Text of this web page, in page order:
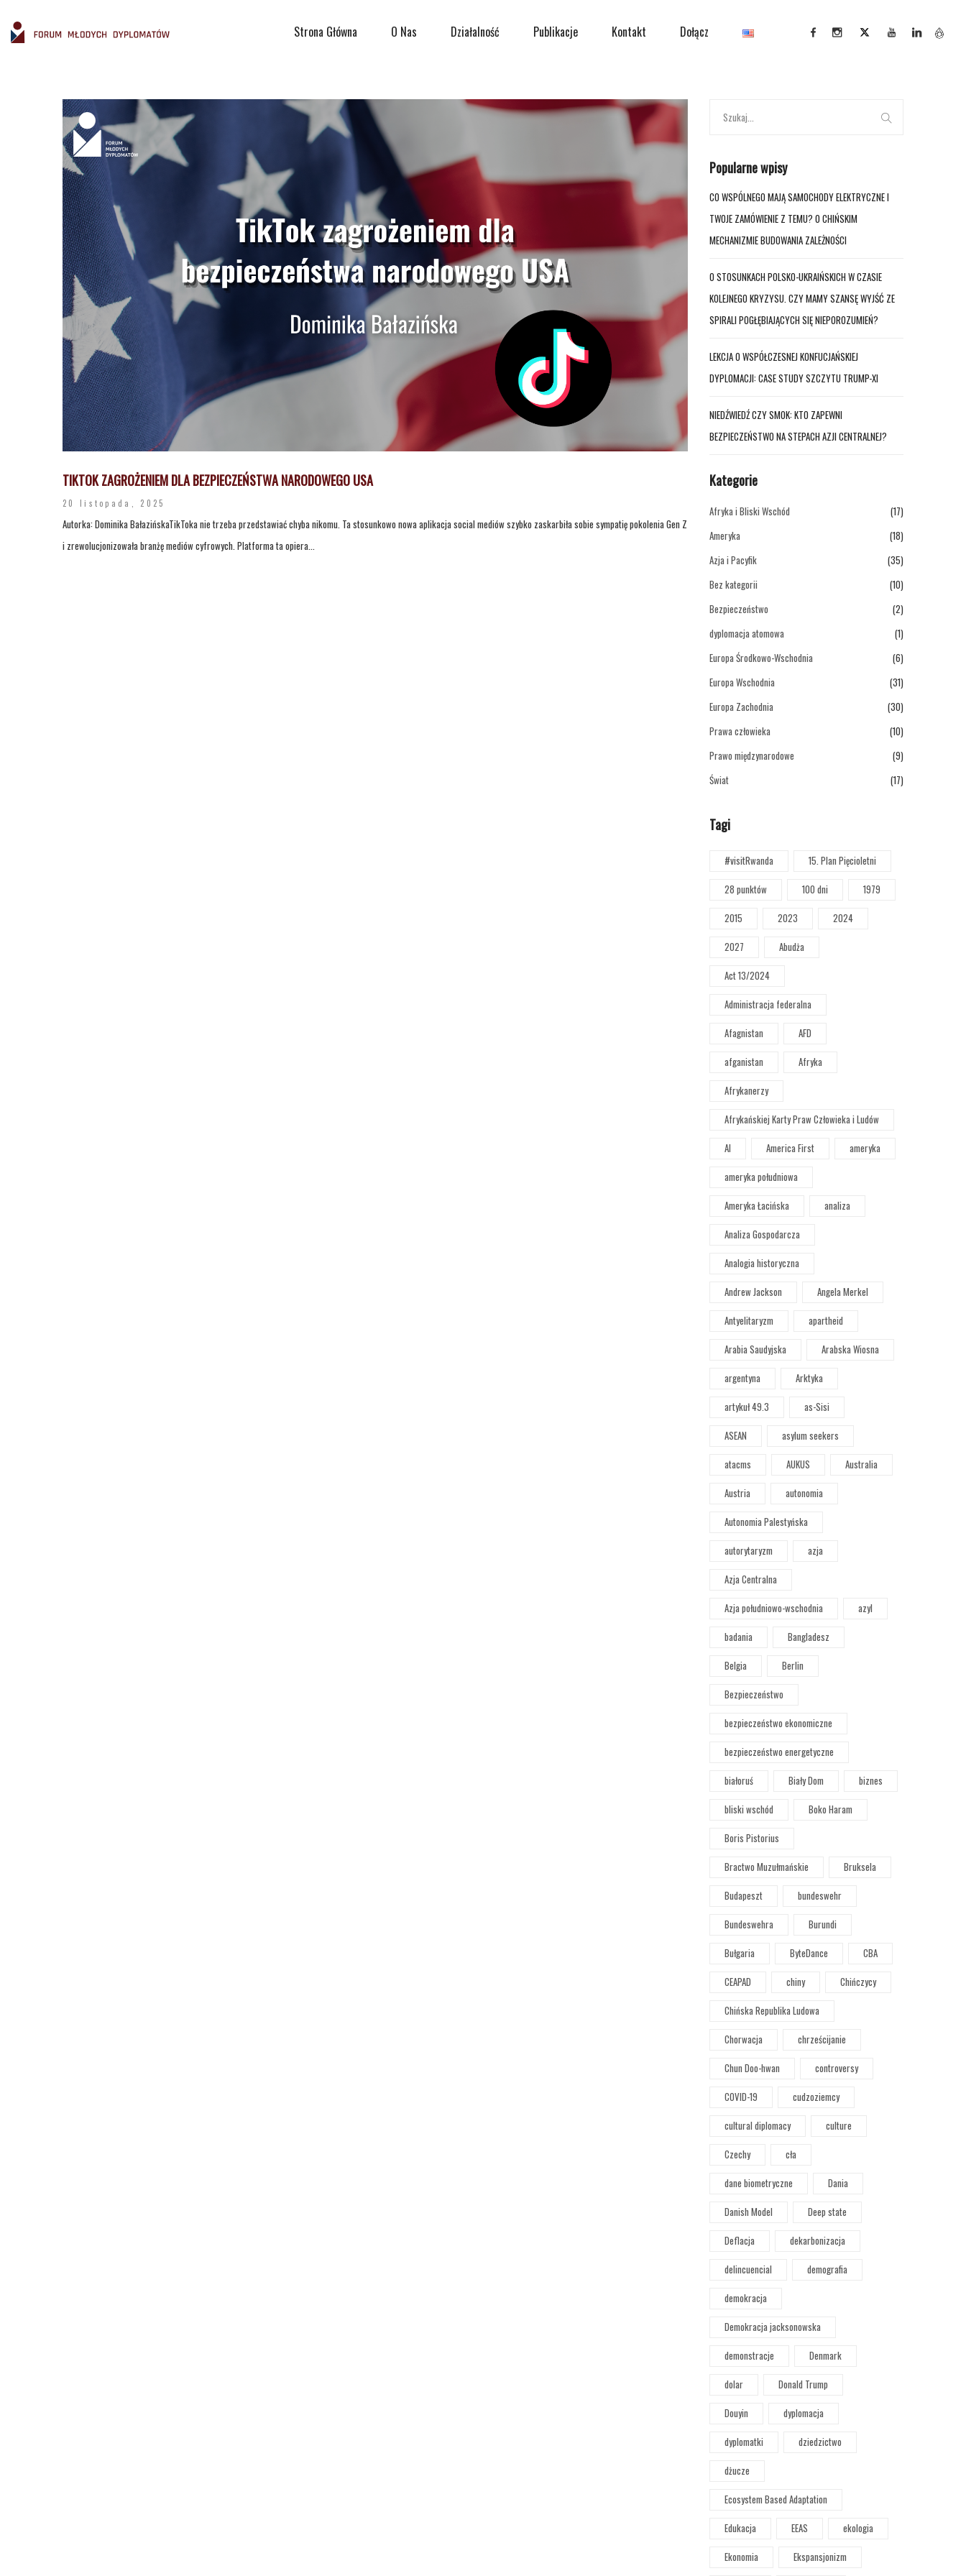
Strona Główna O Nas Działalność Publikacje Kontakt Dołącz
TIKTOK ZAGROŻENIEM DLA BEZPIECZEŃSTWA NARODOWEGO USA
20 listopada, 2025
Autorka: Dominika BałazińskaTikToka nie trzeba przedstawiać chyba nikomu. Ta stosunkowo nowa aplikacja social mediów szybko zaskarbiła sobie sympatię pokolenia Gen Z
i zrewolucjonizowała branżę mediów cyfrowych. Platforma ta opiera...
Popularne wpisy
CO WSPÓLNEGO MAJĄ SAMOCHODY ELEKTRYCZNE I
TWOJE ZAMÓWIENIE Z TEMU? O CHIŃSKIM
MECHANIZMIE BUDOWANIA ZALEŻNOŚCI
O STOSUNKACH POLSKO-UKRAIŃSKICH W CZASIE
KOLEJNEGO KRYZYSU. CZY MAMY SZANSĘ WYJŚĆ ZE
SPIRALI POGŁĘBIAJĄCYCH SIĘ NIEPOROZUMIEŃ?
LEKCJA O WSPÓŁCZESNEJ KONFUCJAŃSKIEJ
DYPLOMACJI: CASE STUDY SZCZYTU TRUMP-XI
NIEDŹWIEDŹ CZY SMOK: KTO ZAPEWNI
BEZPIECZEŃSTWO NA STEPACH AZJI CENTRALNEJ?
Kategorie
Afryka i Bliski Wschód
(17)
Ameryka
(18)
Azja i Pacyfik
(35)
Bez kategorii
(10)
Bezpieczeństwo
(2)
dyplomacja atomowa
(1)
Europa Środkowo-Wschodnia
(6)
Europa Wschodnia
(31)
Europa Zachodnia
(30)
Prawa człowieka
(10)
Prawo międzynarodowe
(9)
Świat
(17)
Tagi
#visitRwanda
15. Plan Pięcioletni
28 punktów
100 dni
1979
2015
2023
2024
2027
Abudża
Act 13/2024
Administracja federalna
Afagnistan
AFD
afganistan
Afryka
Afrykanerzy
Afrykańskiej Karty Praw Człowieka i Ludów
AI
America First
ameryka
ameryka południowa
Ameryka Łacińska
analiza
Analiza Gospodarcza
Analogia historyczna
Andrew Jackson
Angela Merkel
Antyelitaryzm
apartheid
Arabia Saudyjska
Arabska Wiosna
argentyna
Arktyka
artykuł 49.3
as-Sisi
ASEAN
asylum seekers
atacms
AUKUS
Australia
Austria
autonomia
Autonomia Palestyńska
autorytaryzm
azja
Azja Centralna
Azja południowo-wschodnia
azyl
badania
Bangladesz
Belgia
Berlin
Bezpieczeństwo
bezpieczeństwo ekonomiczne
bezpieczeństwo energetyczne
białoruś
Biały Dom
biznes
bliski wschód
Boko Haram
Boris Pistorius
Bractwo Muzułmańskie
Bruksela
Budapeszt
bundeswehr
Bundeswehra
Burundi
Bułgaria
ByteDance
CBA
CEAPAD
chiny
Chińczycy
Chińska Republika Ludowa
Chorwacja
chrześcijanie
Chun Doo-hwan
controversy
COVID-19
cudzoziemcy
cultural diplomacy
culture
Czechy
cła
dane biometryczne
Dania
Danish Model
Deep state
Deflacja
dekarbonizacja
delincuencial
demografia
demokracja
Demokracja jacksonowska
demonstracje
Denmark
dolar
Donald Trump
Douyin
dyplomacja
dyplomatki
dziedzictwo
dżucze
Ecosystem Based Adaptation
Edukacja
EEAS
ekologia
Ekonomia
Ekspansjonizm